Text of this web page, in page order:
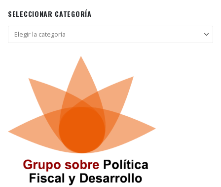
SELECCIONAR CATEGORÍA
Seleccionar
categoría